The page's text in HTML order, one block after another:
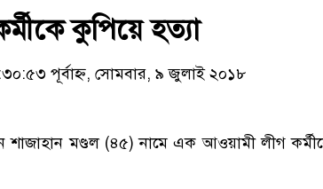
কুপিয়ে হত্যা
পূর্বাহ্ন, সোমবার, ৯ জুলাই ২০১৮
শাজাহান মণ্ডল (৪৫) নামে এক আওয়ামী লীগ